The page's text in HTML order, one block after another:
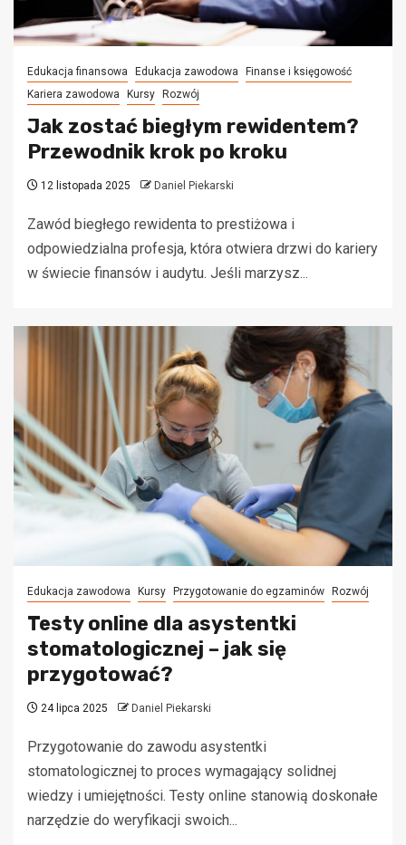
Edukacja finansowa Edukacja zawodowa
Finanse i księgowość
Kariera zawodowa
Kursy Rozwój
Jak zostać biegłym rewidentem?
Przewodnik krok po kroku
12 listopada 2025 Daniel Piekarski
Zawód biegłego rewidenta to prestiżowa i
odpowiedzialna profesja, która otwiera drzwi do kariery
w świecie finansów i audytu. Jeśli marzysz...
Edukacja zawodowa Kursy Przygotowanie do egzaminów Rozwój
Testy online dla asystentki
stomatologicznej – jak się
przygotować?
24 lipca 2025 Daniel Piekarski
Przygotowanie do zawodu asystentki
stomatologicznej to proces wymagający solidnej
wiedzy i umiejętności. Testy online stanowią doskonałe
narzędzie do weryfikacji swoich...